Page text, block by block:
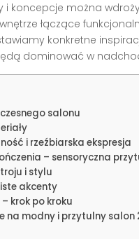
i koncepcje można
łączące
konkretne
dominować w
salonu
i rzeźbiarska ekspresja
– sensoryczna
i stylu
akcenty
krok po kroku
na modny i przytulny salon